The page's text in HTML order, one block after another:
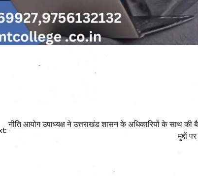
नीति आयोग उपाध्यक्ष ने उत्तराखंड शासन के अधिकारियों के साथ की
मुद्दों